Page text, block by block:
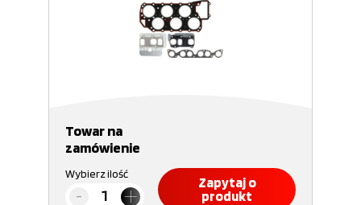
Towar na
zamówienie
Wybierz ilość
Zapytaj o
produkt